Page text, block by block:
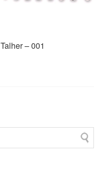
Talher – 001